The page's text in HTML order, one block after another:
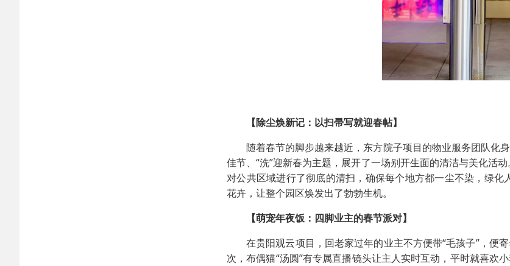
【除尘焕新记：以扫帚写就迎春帖】
随着春节的脚步越来越近，东方院子项目的物业服务团队化
佳节、“洗”迎新春为主题，展开了一场别开生面的清洁与美化活
对公共区域进行了彻底的清扫，确保每个地方都一尘不染，绿
花卉，让整个园区焕发出了勃勃生机。
【萌宠年夜饭：四脚业主的春节派对】
在贵阳观云项目，回老家过年的业主不方便带“毛孩子”，便
次，布偶猫“汤圆”有专属直播镜头让主人实时互动，平时就喜